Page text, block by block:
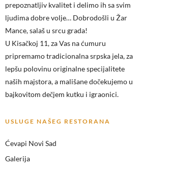
prepoznatljiv kvalitet i delimo ih sa svim
ljudima dobre volje… Dobrodošli uŽar
Mance, salaš u srcu grada!
U Kisačkoj 11, za Vas na ćumuru
pripremamo tradicionalna srpska jela, za
lepšu polovinu originalne specijalitete
naših majstora, a mališane dočekujemo u
bajkovitom dečjem kutku i igraonici.
USLUGE NAŠEG RESTORANA
Ćevapi Novi Sad
Galerija